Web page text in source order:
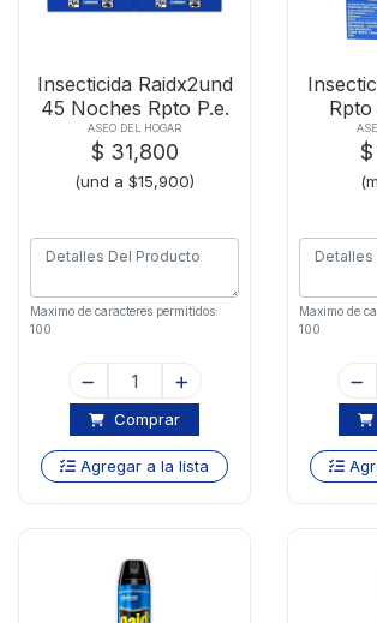
Insecticida Raidx2und
45 Noches Rpto P.e.
ASEO DEL HOGAR
$ 31,800
(und a $15,900)
Maximo de caracteres permitidos:
100
Comprar
Agregar a la lista
$
Maximo de
100